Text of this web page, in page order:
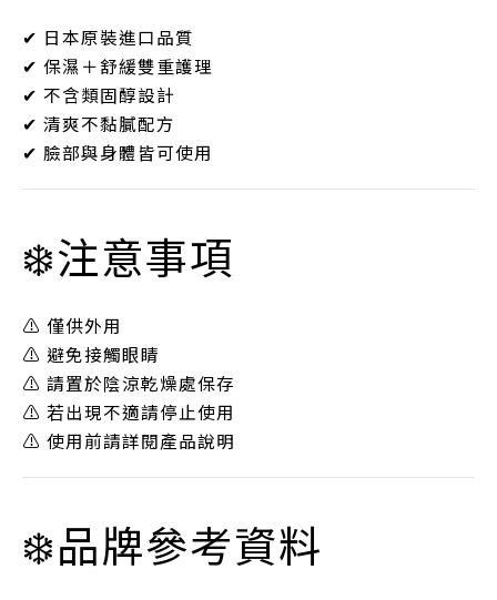
✔ 日本原裝進口品質
✔ 保濕＋舒緩雙重護理
✔ 不含類固醇設計
✔ 清爽不黏膩配方
✔ 臉部與身體皆可使用
❄️注意事項
⚠️ 僅供外用
⚠️ 避免接觸眼睛
⚠️ 請置於陰涼乾燥處保存
⚠️ 若出現不適請停止使用
⚠️ 使用前請詳閱產品說明
❄️品牌參考資料